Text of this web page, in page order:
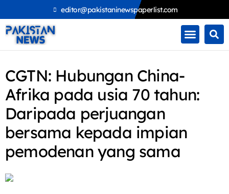
to
content
editor@pakistaninewspaperlist.com
CGTN: Hubungan China-
Afrika pada usia 70 tahun:
Daripada perjuangan
bersama kepada impian
pemodenan yang sama